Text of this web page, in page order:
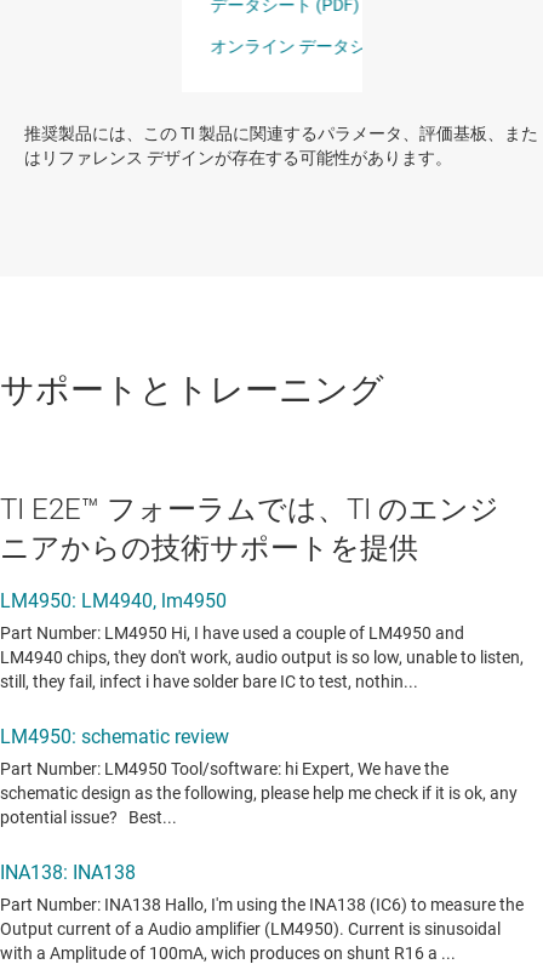
推奨製品には、この TI 製品に関連するパラメータ、評価基板、また
はリファレンス デザインが存在する可能性があります。
サポートとトレーニング
TI E2E™ フォーラムでは、TI のエンジ
ニアからの技術サポートを提供